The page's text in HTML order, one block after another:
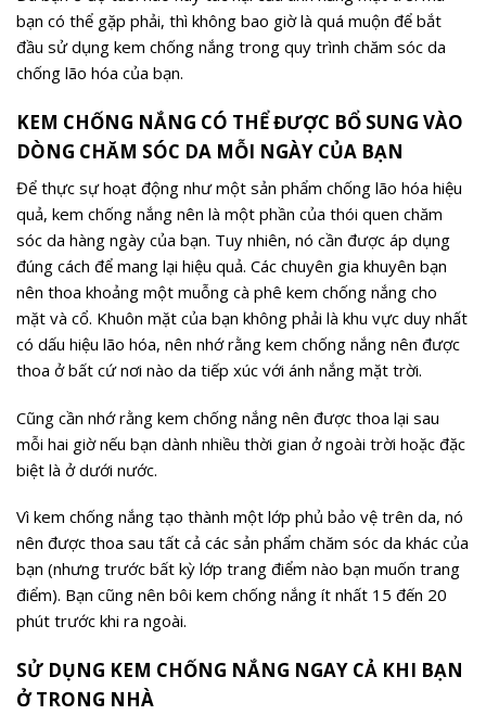
bạn có thể gặp phải, thì không bao giờ là quá muộn để bắt
đầu sử dụng kem chống nắng trong quy trình chăm sóc da
chống lão hóa của bạn.
KEM CHỐNG NẮNG CÓ THỂ ĐƯỢC BỔ SUNG VÀO
DÒNG CHĂM SÓC DA MỖI NGÀY CỦA BẠN
Để thực sự hoạt động như một sản phẩm chống lão hóa hiệu
quả, kem chống nắng nên là một phần của thói quen chăm
sóc da hàng ngày của bạn. Tuy nhiên, nó cần được áp dụng
đúng cách để mang lại hiệu quả. Các chuyên gia khuyên bạn
nên thoa khoảng một muỗng cà phê kem chống nắng cho
mặt và cổ. Khuôn mặt của bạn không phải là khu vực duy nhất
có dấu hiệu lão hóa, nên nhớ rằng kem chống nắng nên được
thoa ở bất cứ nơi nào da tiếp xúc với ánh nắng mặt trời.
Cũng cần nhớ rằng kem chống nắng nên được thoa lại sau
mỗi hai giờ nếu bạn dành nhiều thời gian ở ngoài trời hoặc đặc
biệt là ở dưới nước.
Vì kem chống nắng tạo thành một lớp phủ bảo vệ trên da, nó
nên được thoa sau tất cả các sản phẩm chăm sóc da khác của
bạn (nhưng trước bất kỳ lớp trang điểm nào bạn muốn trang
điểm). Bạn cũng nên bôi kem chống nắng ít nhất 15 đến 20
phút trước khi ra ngoài.
SỬ DỤNG KEM CHỐNG NẮNG NGAY CẢ KHI BẠN
Ở TRONG NHÀ